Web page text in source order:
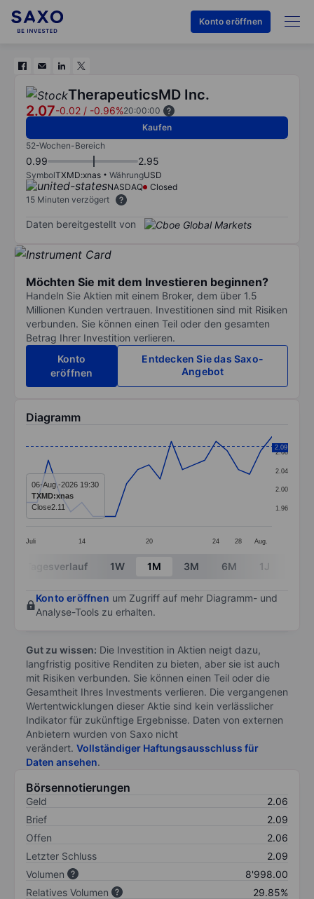
Konto eröffnen
TherapeuticsMD Inc.
2.07-0.02 / -0.96%20:00:00
Kaufen
52-Wochen-Bereich
0.99 2.95
SymbolTXMD:xnas WährungUSD
NASDAQ
Closed
15 Minuten verzögert
Daten bereitgestellt von
Möchten Sie mit dem Investieren beginnen?
Handeln Sie Aktien mit einem Broker, dem über 1.5
Millionen Kunden vertrauen. Investitionen sind mit Risiken
verbunden. Sie können einen Teil oder den gesamten
Betrag Ihrer Investition verlieren.
Konto
eröffnen
Entdecken Sie das Saxo-
Angebot
Diagramm
Line chart with 23 data points.
The chart has 1 X axis displaying categories.
The chart has 1 Y axis displaying values. Data ranges
Juli 14 20 24 28 Aug.
1.96
2.00
2.04
2.08
2.09
06-Aug.-2026 19:30
TXMD:xnas
Close2.11
End of interactive chart.
Tagesverlauf 1W 1M 3M 6M 1J
Konto eröffnen um Zugriff auf mehr Diagramm- und
Analyse-Tools zu erhalten.
Gut zu wissen: Die Investition in Aktien neigt dazu,
langfristig positive Renditen zu bieten, aber sie ist auch
mit Risiken verbunden. Sie können einen Teil oder die
Gesamtheit Ihres Investments verlieren. Die vergangenen
Wertentwicklungen dieser Aktie sind kein verlässlicher
Indikator für zukünftige Ergebnisse. Daten von externen
Anbietern wurden von Saxo nicht
verändert. Vollständiger Haftungsausschluss für
Daten ansehen.
Börsennotierungen
Geld
2.06
Brief
2.09
Offen
2.06
Letzter Schluss
2.09
Volumen
8'998.00
Relatives Volumen
29.85%